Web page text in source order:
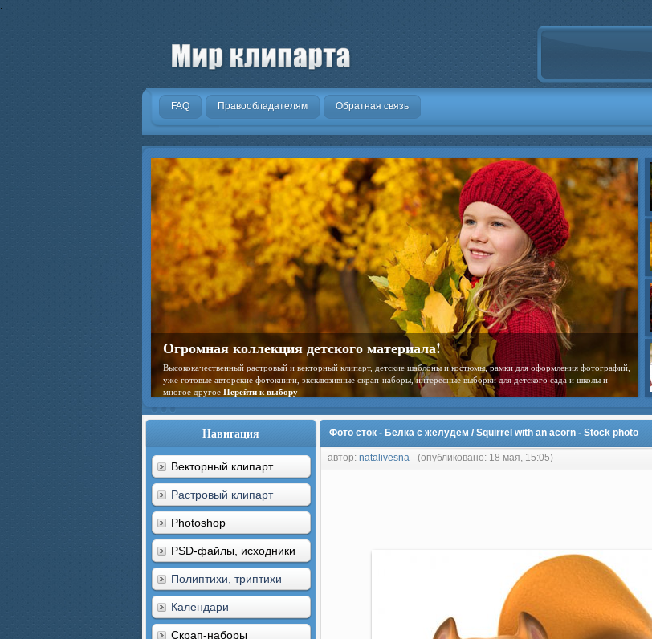
.
FAQ Правообладателям Обратная связь
Огромная коллекция детского материала!
Высококачественный растровый и векторный клипарт, детские шаблоны и костюмы, рамки для оформления фотографий,
уже готовые авторские фотокниги, эксклюзивные скрап-наборы, интересные выборки для детского сада и школы и
многое другое Перейти к выбору
Навигация
Векторный клипарт
Растровый клипарт
Photoshop
PSD-файлы, исходники
Полиптихи, триптихи
Календари
Скрап-наборы
Фото сток - Белка с желудем / Squirrel with an acorn - Stock photo
автор: natalivesna (опубликовано: 18 мая, 15:05)